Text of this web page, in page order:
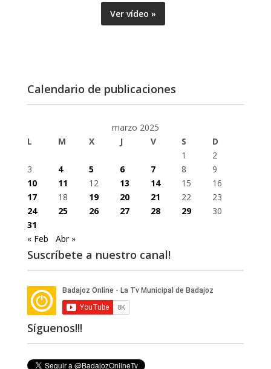
Ver vídeo »
Calendario de publicaciones
marzo 2025
L
M X J V S
D
1
2
3
4 5 6 7 8
9
10
11 12 13 14 15
16
17
18 19 20 21 22
23
24
25 26 27 28 29
30
31
« Feb
Abr »
Suscríbete a nuestro canal!
Síguenos!!!